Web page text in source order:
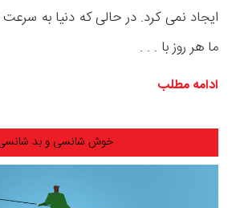
ایجاد نمی کرد. در حالی که دنیا به
ما هر روز با . . .
ادامه مطلب
خوش شانسی و بد